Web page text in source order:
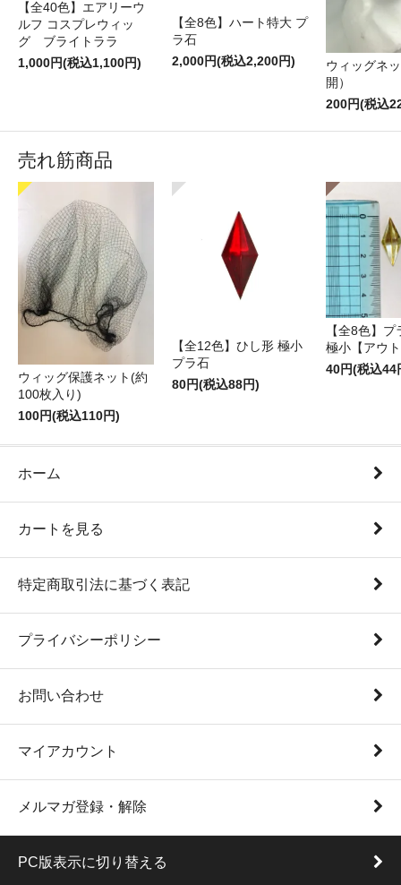
【全40色】エアリーウ
ルフ コスプレウィッ
グ ブライトララ
1,000円(税込1,100円)
【全8色】ハート特大 プ
ラ石
2,000円(税込2,200円)
ウィッグネ
開）
200円(税込
売れ筋商品
ウィッグ保護ネット(約
100枚入り)
100円(税込110円)
【全12色】ひし形 極小
プラ石
80円(税込88円)
【全8色】
極小【アウ
40円(税込44
ホーム
カートを見る
特定商取引法に基づく表記
プライバシーポリシー
お問い合わせ
マイアカウント
メルマガ登録・解除
PC版表示に切り替える